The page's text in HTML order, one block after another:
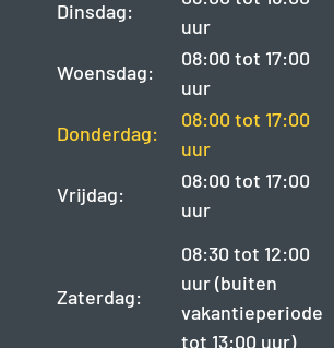
Dinsdag:
uur
Woensdag:
08:00 tot 17:00
uur
Donderdag:
08:00 tot 17:00
uur
Vrijdag:
08:00 tot 17:00
uur
Zaterdag:
08:30 tot 12:00
uur (buiten
vakantieperiode
tot 13:00 uur)